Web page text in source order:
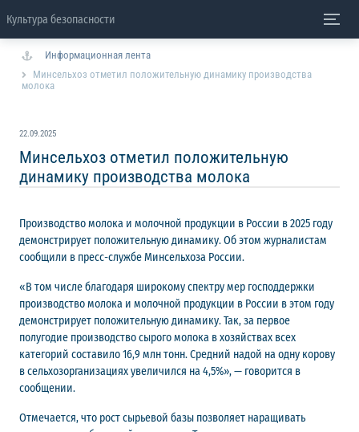
Культура безопасности
Информационная лента
Минсельхоз отметил положительную динамику производства
молока
22.09.2025
Минсельхоз отметил положительную
динамику производства молока
Производство молока и молочной продукции в России в 2025 году
демонстрирует положительную динамику. Об этом журналистам
сообщили в пресс-службе Минсельхоза России.
«В том числе благодаря широкому спектру мер господдержки
производство молока и молочной продукции в России в этом году
демонстрирует положительную динамику. Так, за первое
полугодие производство сырого молока в хозяйствах всех
категорий составило 16,9 млн тонн. Средний надой на одну корову
в сельхозорганизациях увеличился на 4,5%», — говорится в
сообщении.
Отмечается, что рост сырьевой базы позволяет наращивать